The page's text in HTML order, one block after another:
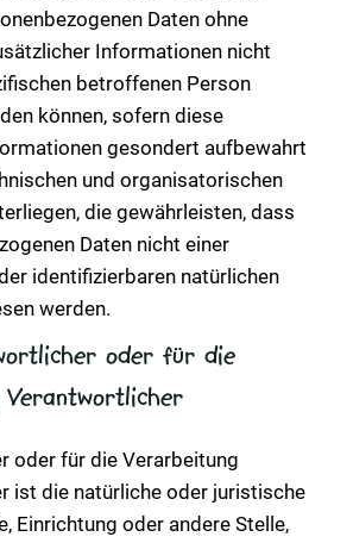
Daten ohne
Informationen nicht
betroffenen Person
können, sofern diese
gesondert aufbewahrt
und organisatorischen
die gewährleisten, dass
Daten nicht einer
identifizierbaren natürlichen
werden.
oder für die
oder für die Verarbeitung
ist die natürliche oder juristische
Einrichtung oder andere Stelle,